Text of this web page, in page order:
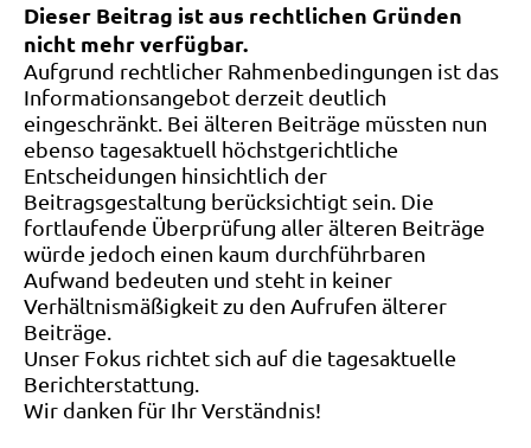
Dieser Beitrag ist aus rechtlichen Gründen
nicht mehr verfügbar.
Aufgrund rechtlicher Rahmenbedingungen ist das
Informationsangebot derzeit deutlich
eingeschränkt. Bei älteren Beiträge müssten nun
ebenso tagesaktuell höchstgerichtliche
Entscheidungen hinsichtlich der
Beitragsgestaltung berücksichtigt sein. Die
fortlaufende Überprüfung aller älteren Beiträge
würde jedoch einen kaum durchführbaren
Aufwand bedeuten und steht in keiner
Verhältnismäßigkeit zu den Aufrufen älterer
Beiträge.
Unser Fokus richtet sich auf die tagesaktuelle
Berichterstattung.
Wir danken für Ihr Verständnis!